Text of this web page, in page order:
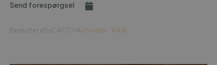
Send forespørgsel
Beskyttet af reCAPTCHA | Privatliv - Vilkår